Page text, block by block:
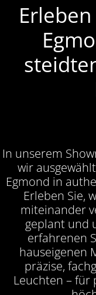
In unserem
wir
Egmond in
Erleben Sie,
miteinander
geplant und
erfahrenen
hauseigenen
präzise,
Leuchten – für